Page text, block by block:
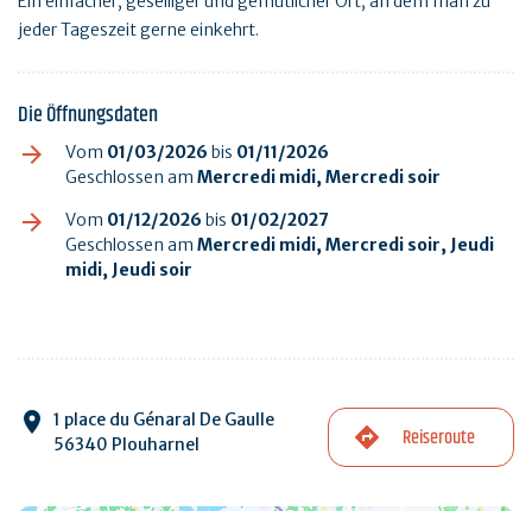
jeder Tageszeit gerne einkehrt.
Die Öffnungsdaten
Vom 01/03/2026 bis 01/11/2026
Geschlossen am Mercredi midi, Mercredi soir
Vom 01/12/2026 bis 01/02/2027
Geschlossen am Mercredi midi, Mercredi soir, Jeudi
midi, Jeudi soir
1 place du Génaral De Gaulle
56340 Plouharnel
Reiseroute